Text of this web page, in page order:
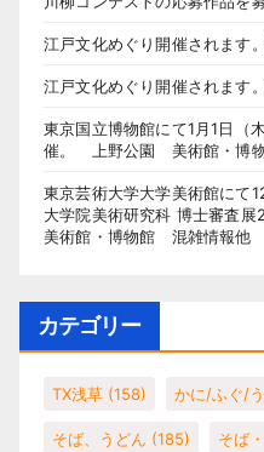
江戸文化めぐり開催されます
江戸文化めぐり開催されます
東京国立博物館にて1月1日（
催。 上野公園 美術館・博
東京芸術大学大学美術館にて
大学院美術研究科 博士審査
美術館・博物館 混雑情報他
カテゴリー
TX浅草 (158) かに/ふぐ/
そば、うどん (185) そば